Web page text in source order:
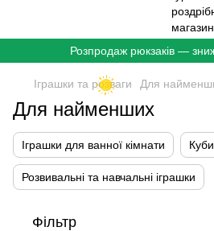
Розпродаж рюкзаків —
Іграшки та розваги Для
Для найменших
Іграшки для ванної кімнати
Розвивальні та навчальні іграшки
Фільтр